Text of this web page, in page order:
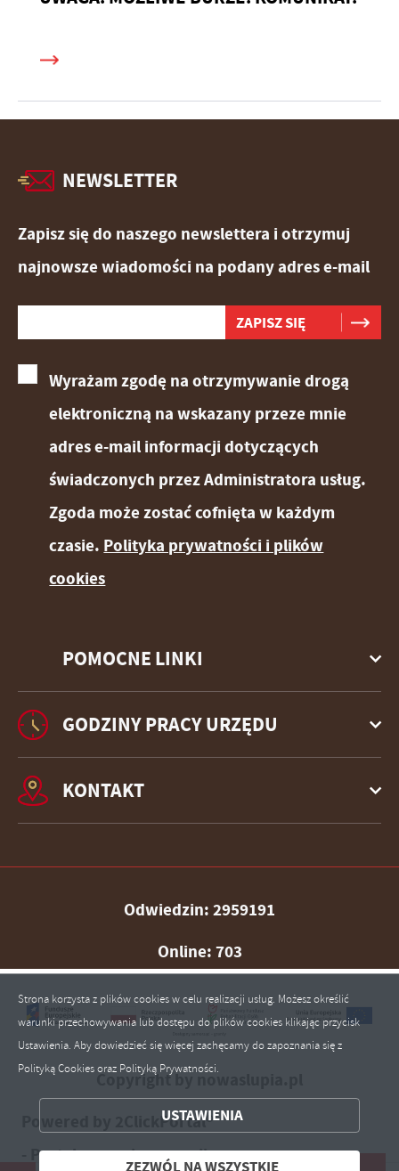
POMOCNE LINKI
NEWSLETTER
Zapisz się do naszego newslettera i otrzymuj
najnowsze wiadomości na podany adres e-mail
Wyrażam zgodę na otrzymywanie drogą
elektroniczną na wskazany przeze mnie
adres e-mail informacji dotyczących
świadczonych przez Administratora usług.
Zgoda może zostać cofnięta w każdym
czasie. Polityka prywatności i plików
cookies
GODZINY PRACY URZĘDU
KONTAKT
Odwiedzin: 2959191
Online: 703
Copyright by nowaslupia.pl
2ClickPortal®
- Portale nowej generacji
Strona korzysta z plików cookies w celu realizacji usług. Możesz określić
warunki przechowywania lub dostępu do plików cookies klikając przycisk
Ustawienia. Aby dowiedzieć się więcej zachęcamy do zapoznania się z
Polityką Cookies oraz Polityką Prywatności.
USTAWIENIA
ZAPISZ WYBRANE
ZEZWÓL NA WSZYSTKIE